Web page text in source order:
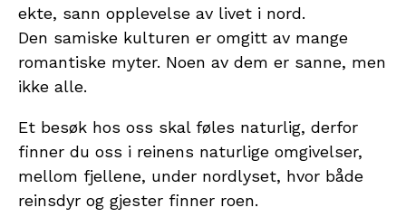
ekte, sann opplevelse av livet i nord.
Den samiske kulturen er omgitt av mange
romantiske myter. Noen av dem er sanne, men
ikke alle.
Et besøk hos oss skal føles naturlig, derfor
finner du oss i reinens naturlige omgivelser,
mellom fjellene, under nordlyset, hvor både
reinsdyr og gjester finner roen.